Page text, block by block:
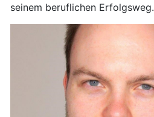
seinem beruflichen Erfolgsweg.